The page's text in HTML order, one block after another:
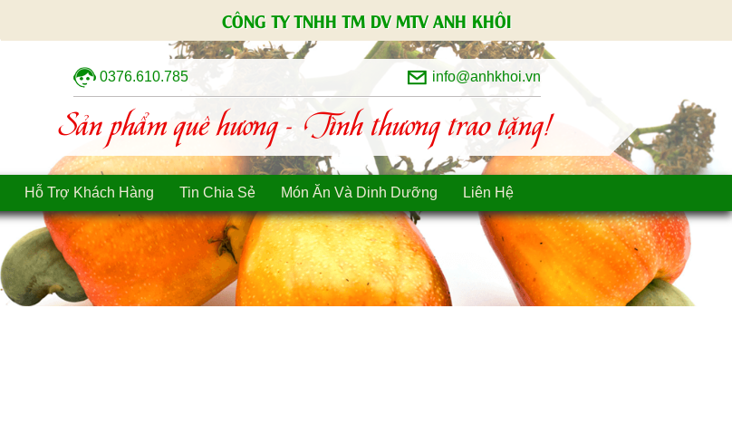
CÔNG TY TNHH TM DV MTV ANH KHÔI
0376.610.785 info@anhkhoi.vn
Sản phẩm quê hương - Tình thương trao tặng!
Hỗ Trợ Khách Hàng Tin Chia Sẻ Món Ăn Và Dinh Dưỡng Liên Hệ